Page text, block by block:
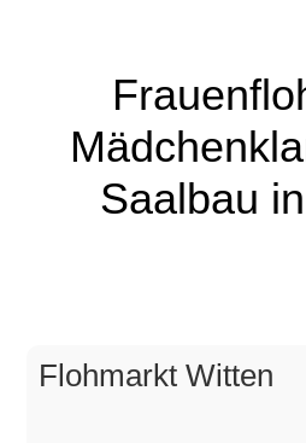
Saalbau
Flohmarkt Witten